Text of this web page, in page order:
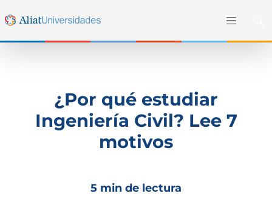
¿Por qué estudiar
Ingeniería Civil? Lee 7
motivos
5 min de lectura